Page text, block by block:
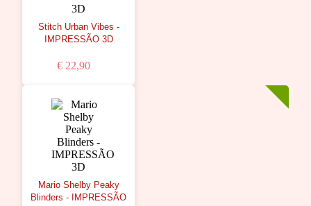
Stitch Urban Vibes -
IMPRESSÃO 3D
€ 22,90
Mario Shelby Peaky
Blinders - IMPRESSÃO